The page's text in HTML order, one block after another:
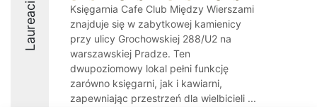
Laureaci
Księgarnia Cafe Club Między Wierszami
znajduje się w zabytkowej kamienicy
przy ulicy Grochowskiej 288/U2 na
warszawskiej Pradze. Ten
dwupoziomowy lokal pełni funkcję
zarówno księgarni, jak i kawiarni,
zapewniając przestrzeń dla wielbicieli ...